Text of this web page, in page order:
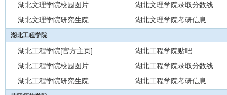
湖北文理学院校园图片
湖北文理学院录取分数线
湖北文理学院研究生院
湖北文理学院考研信息
湖北工程学院
湖北工程学院[官方主页]
湖北工程学院贴吧
湖北工程学院校园图片
湖北工程学院录取分数线
湖北工程学院研究生院
湖北工程学院考研信息